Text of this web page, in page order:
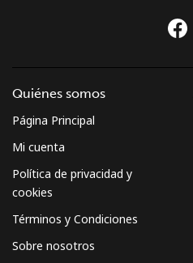
Quiénes somos
Página Principal
Mi cuenta
Política de privacidad y
cookies
Términos y Condiciones
Sobre nosotros